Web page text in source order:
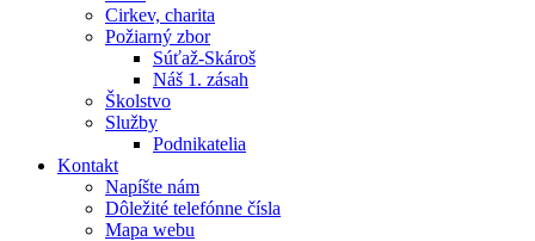
Cirkev, charita
Požiarný zbor
Súťaž-Skároš
Náš 1. zásah
Školstvo
Služby
Podnikatelia
Kontakt
Napíšte nám
Dôležité telefónne čísla
Mapa webu